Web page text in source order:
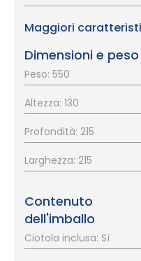
Maggiori
Dimensioni e peso
Peso: 550
Altezza: 130
Profondità: 215
Larghezza: 215
Contenuto
dell'imballo
Ciotola inclusa: Sì